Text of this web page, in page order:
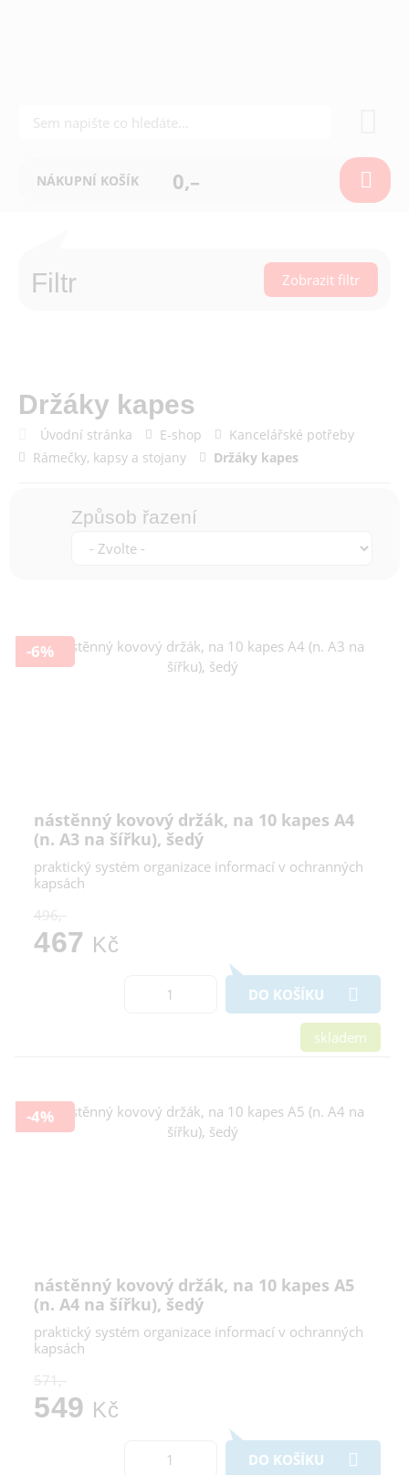
NÁKUPNÍ KOŠÍK 0,–
Filtr Zobrazit filtr
Držáky kapes
Úvodní stránka E-shop
Kancelářské potřeby
Rámečky, kapsy a stojany
Držáky kapes
Způsob řazení
-6%
nástěnný kovový držák, na 10 kapes A4
(n. A3 na šířku), šedý
praktický systém organizace informací v ochranných
kapsách
496,-
467 Kč
DO KOŠÍKU
skladem
-4%
nástěnný kovový držák, na 10 kapes A5
(n. A4 na šířku), šedý
praktický systém organizace informací v ochranných
kapsách
571,-
549 Kč
DO KOŠÍKU